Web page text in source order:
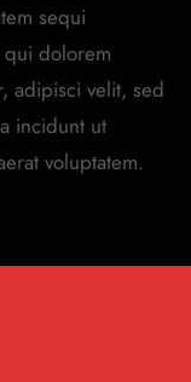
sequi
dolorem
adipisci velit, sed
incidunt ut
voluptatem.